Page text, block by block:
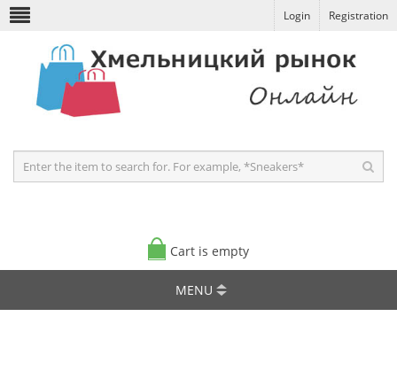
Login Registration
Cart is empty
MENU